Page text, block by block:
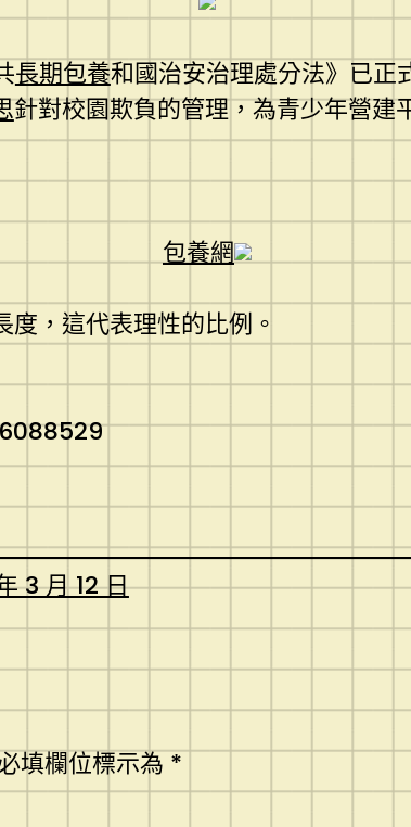
長期包養和國治安治理處分法》已正
針對校園欺負的管理，為青少年營建
包養網
，這代表理性的比例。
3 月 12 日
填欄位標示為*